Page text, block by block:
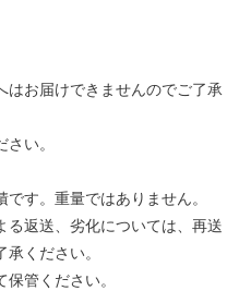
お届けできませんのでご了承
い。
す。重量ではありません。
返送、劣化については、再送
ください。
管ください。